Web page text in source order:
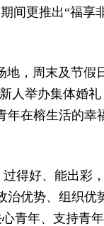
间更推出“福享
地，周末及节假
人举办集体婚
年在榕生活的幸
得好、能出彩
治优势、组织优
青年、支持青